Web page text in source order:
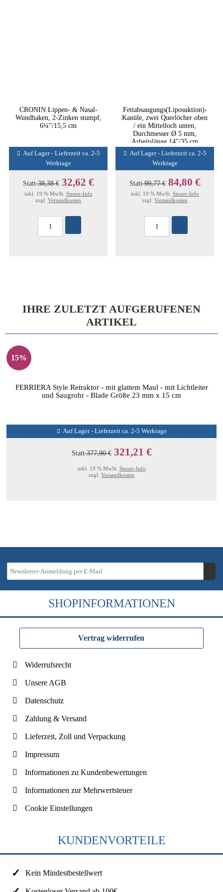
CRONIN Lippen- & Nasal-
Wundhaken, 2-Zinken stumpf,
6¼”/15,5 cm
Auf Lager - Lieferzeit ca. 2-5
Werktage
Statt38,38 € 32,62 €
inkl. 19 % MwSt. Steuer-Info
zzgl. Versandkosten
Fettabsaugungs(Liposuktion)-
Kanüle, zwei Querlöcher oben
/ ein Mittelloch unten,
Durchmesser Ø 5 mm,
Arbeitslänge 14"/35 cm
Auf Lager - Lieferzeit ca. 2-5
Werktage
Statt99,77 € 84,80 €
inkl. 19 % MwSt. Steuer-Info
zzgl. Versandkosten
IHRE ZULETZT AUFGERUFENEN
ARTIKEL
15%
FERRIERA Style Retraktor - mit glattem Maul - mit Lichtleiter
und Saugrohr - Blade Größe 23 mm x 15 cm
Auf Lager - Lieferzeit ca. 2-5 Werktage
Statt377,90 € 321,21 €
inkl. 19 % MwSt. Steuer-Info
zzgl. Versandkosten
SHOPINFORMATIONEN
Vertrag widerrufen
Widerrufsrecht
Unsere AGB
Datenschutz
Zahlung & Versand
Lieferzeit, Zoll und Verpackung
Impressum
Informationen zu Kundenbewertungen
Informationen zur Mehrwertsteuer
Cookie Einstellungen
KUNDENVORTEILE
Kein Mindestbestellwert